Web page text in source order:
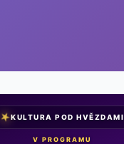
★KULTURA POD HVĚZDAMI
V PROGRAMU